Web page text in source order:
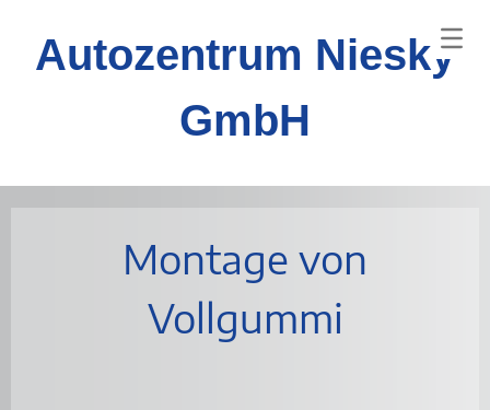
Autozentrum Niesky
GmbH
Montage von
Vollgummi